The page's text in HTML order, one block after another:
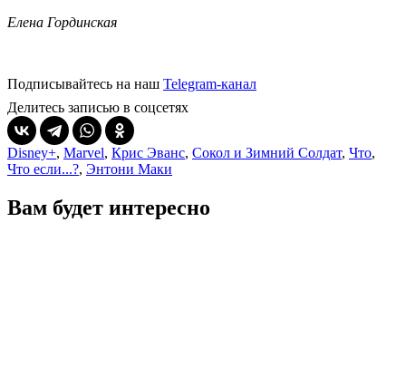
Елена Гординская
Подписывайтесь на наш Telegram-канал
Делитесь записью в соцсетях
Disney+, Marvel, Крис Эванс, Сокол и Зимний Солдат, Что,
Что если...?, Энтони Маки
Вам будет интересно